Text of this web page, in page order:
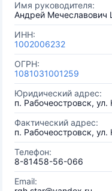
Имя руководителя:
Андрей Мечеславович
ИНН:
1002006232
ОГРН:
1081031001259
Юридический адрес:
п. Рабочеостровск,
Фактический адрес:
п. Рабочеостровск,
Телефон:
8-81458-56-066
Email: